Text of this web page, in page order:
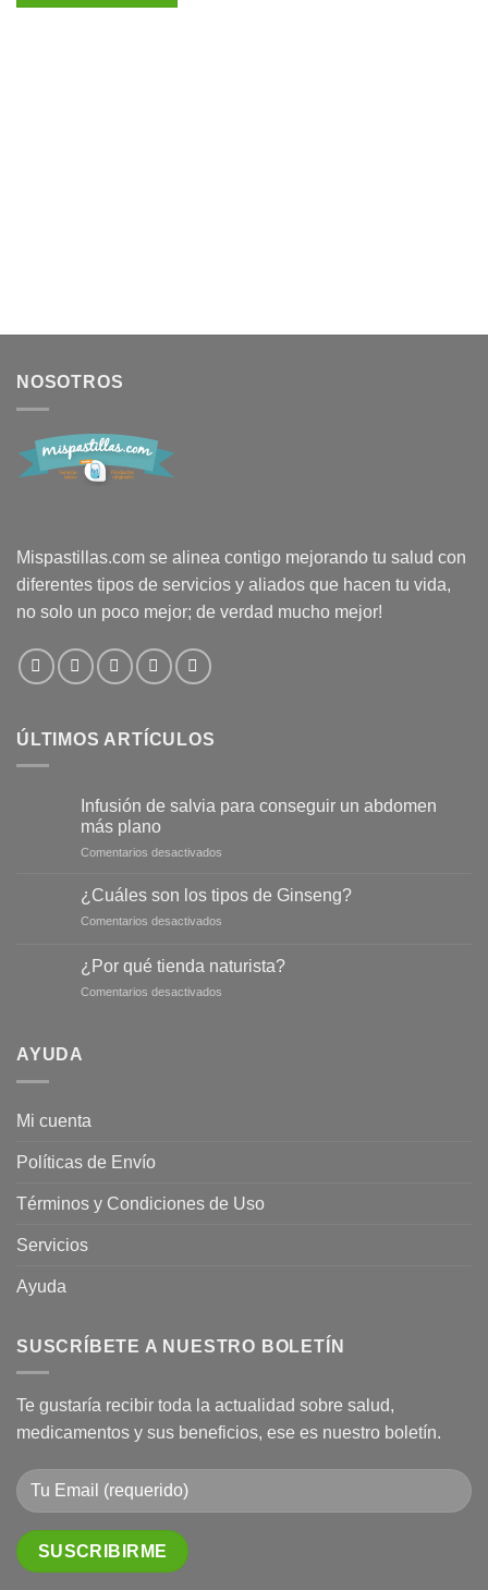
NOSOTROS
Mispastillas.com se alinea contigo mejorando tu salud con
diferentes tipos de servicios y aliados que hacen tu vida,
no solo un poco mejor; de verdad mucho mejor!
ÚLTIMOS ARTÍCULOS
Infusión de salvia para conseguir un abdomen
más plano
Comentarios desactivados
salvia
un
¿Cuáles son los tipos de Ginseng?
Comentarios desactivados
los
¿Por qué tienda naturista?
Comentarios desactivados
AYUDA
Mi cuenta
Políticas de Envío
Términos y Condiciones de Uso
Servicios
Ayuda
SUSCRÍBETE A NUESTRO BOLETÍN
Te gustaría recibir toda la actualidad sobre salud,
medicamentos y sus beneficios, ese es nuestro boletín.